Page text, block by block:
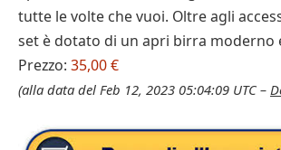
tutte le volte che vuoi. Oltre agli
set è dotato di un apri birra moderno
Prezzo: 35,00 €
(alla data del Feb 12, 2023 05:04:09 UTC –